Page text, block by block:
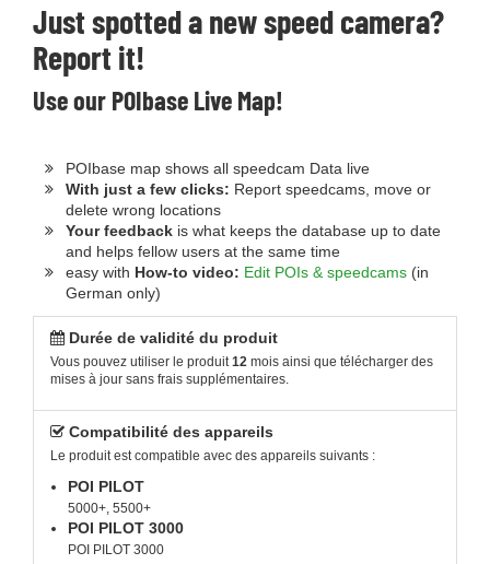
Just spotted a new speed camera?
Report it!
Use our POIbase Live Map!
POIbase map shows all speedcam Data live
With just a few clicks: Report speedcams, move or
delete wrong locations
Your feedback is what keeps the database up to date
and helps fellow users at the same time
easy with How-to video: Edit POIs & speedcams (in
German only)
Durée de validité du produit
Vous pouvez utiliser le produit 12 mois ainsi que télécharger des
mises à jour sans frais supplémentaires.
Compatibilité des appareils
Le produit est compatible avec des appareils suivants :
POI PILOT
5000+, 5500+
POI PILOT 3000
POI PILOT 3000